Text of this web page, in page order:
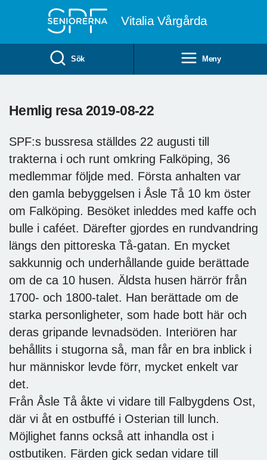
Vitalia Vårgårda
Sök Meny
Hemlig resa 2019-08-22
SPF:s bussresa ställdes 22 augusti till
trakterna i och runt omkring Falköping, 36
medlemmar följde med. Första anhalten var
den gamla bebyggelsen i Åsle Tå 10 km öster
om Falköping. Besöket inleddes med kaffe och
bulle i caféet. Därefter gjordes en rundvandring
längs den pittoreska Tå-gatan. En mycket
sakkunnig och underhållande guide berättade
om de ca 10 husen. Äldsta husen härrör från
1700- och 1800-talet. Han berättade om de
starka personligheter, som hade bott här och
deras gripande levnadsöden. Interiören har
behållits i stugorna så, man får en bra inblick i
hur människor levde förr, mycket enkelt var
det.
Från Åsle Tå åkte vi vidare till Falbygdens Ost,
där vi åt en ostbuffé i Osterian till lunch.
Möjlighet fanns också att inhandla ost i
ostbutiken. Färden gick sedan vidare till